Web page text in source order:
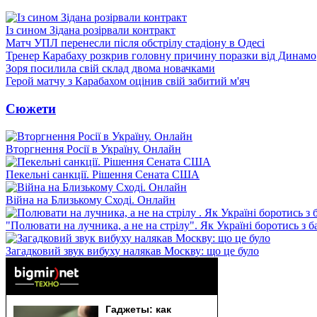
Із сином Зідана розірвали контракт
Матч УПЛ перенесли після обстрілу стадіону в Одесі
Тренер Карабаху розкрив головну причину поразки від Динамо
Зоря посилила свій склад двома новачками
Герой матчу з Карабахом оцінив свій забитий м'яч
Сюжети
Вторгнення Росії в Україну. Онлайн
Пекельні санкції. Рішення Сената США
Війна на Близькому Сході. Онлайн
"Полювати на лучника, а не на стрілу". Як Україні боротись з
Загадковий звук вибуху налякав Москву: що це було